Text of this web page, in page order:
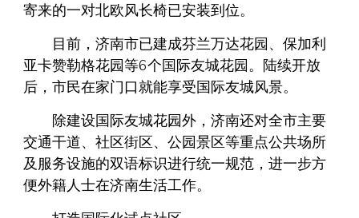
寄来的一对北欧风长椅已安装到位。
目前，济南市已建成芬兰万达花园、保加利
亚卡赞勒格花园等6个国际友城花园。陆续开放
后，市民在家门口就能享受国际友城风景。
除建设国际友城花园外，济南还对全市主要
交通干道、社区街区、公园景区等重点公共场所
及服务设施的双语标识进行统一规范，进一步方
便外籍人士在济南生活工作。